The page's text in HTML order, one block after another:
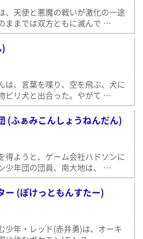
、天使と悪魔の戦いが激化の一途
ままでは双方ともに滅んで …
は、言葉を喋り、空を飛ぶ、犬に
ビリ犬と出合った。やがて …
(ふぁみこんしょうねんだん)
得ようと、ゲーム会社ハドソンに
少年団の団員、南大地は、 …
ー (ぽけっともんすたー)
少年・レッド(赤井勇)は、オーキ